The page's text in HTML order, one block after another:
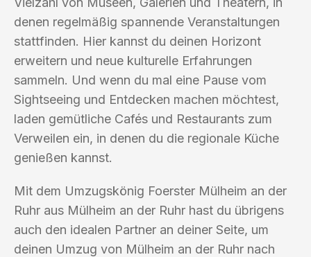
denen regelmäßig spannende Veranstaltungen
stattfinden. Hier kannst du deinen Horizont
erweitern und neue kulturelle Erfahrungen
sammeln. Und wenn du mal eine Pause vom
Sightseeing und Entdecken machen möchtest,
laden gemütliche Cafés und Restaurants zum
Verweilen ein, in denen du die regionale Küche
genießen kannst.
Mit dem Umzugskönig Foerster Mülheim an der
Ruhr aus Mülheim an der Ruhr hast du übrigens
auch den idealen Partner an deiner Seite, um
deinen Umzug von Mülheim an der Ruhr nach